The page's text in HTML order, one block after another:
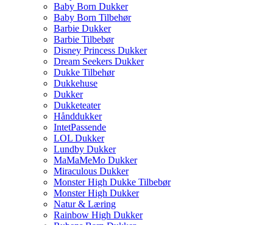
Baby Born Dukker
Baby Born Tilbehør
Barbie Dukker
Barbie Tilbebør
Disney Princess Dukker
Dream Seekers Dukker
Dukke Tilbehør
Dukkehuse
Dukker
Dukketeater
Hånddukker
IntetPassende
LOL Dukker
Lundby Dukker
MaMaMeMo Dukker
Miraculous Dukker
Monster High Dukke Tilbebør
Monster High Dukker
Natur & Læring
Rainbow High Dukker